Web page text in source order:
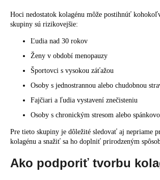
Hoci nedostatok kolagénu môže postihnúť
skupiny sú rizikovejšie:
Ľudia nad 30 rokov
Ženy v období menopauzy
Športovci s vysokou záťažou
Osoby s jednostrannou alebo chudobnou
Fajčiari a ľudia vystavení znečisteniu
Osoby s chronickým stresom alebo
Pre tieto skupiny je dôležité sledovať aj nepriame
kolagénu a snažiť sa ho doplniť prirodzeným
Ako podporiť tvorbu